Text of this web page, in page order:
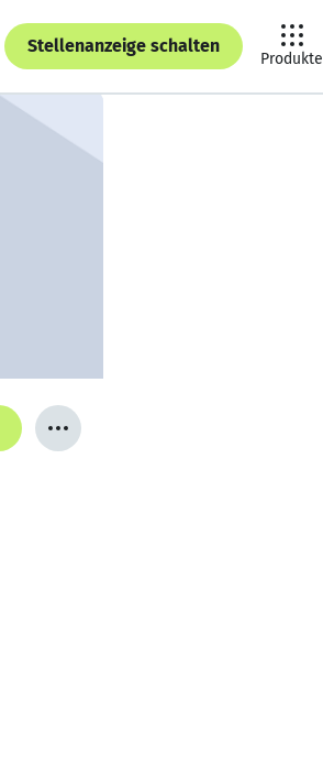
Stellenanzeige schalten
Produkte